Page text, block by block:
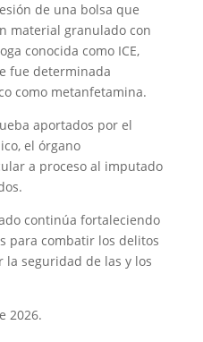
de una bolsa que
material granulado con
conocida como ICE,
fue determinada
como metanfetamina.
aportados por el
el órgano
a proceso al imputado
continúa fortaleciendo
para combatir los delitos
seguridad de las y los
2026.